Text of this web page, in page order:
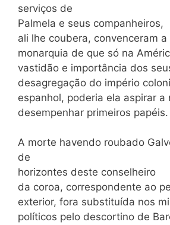
serviços de
Palmela e seus companheiros,
ali lhe coubera, convenceram a
monarquia de que só na
vastidão e importância dos
desagregação do império
espanhol, poderia ela aspirar a
desempenhar primeiros papéis.
A morte havendo roubado
de
horizontes deste conselheiro
da coroa, correspondente ao
exterior, fora substituída nos
políticos pelo descortino de